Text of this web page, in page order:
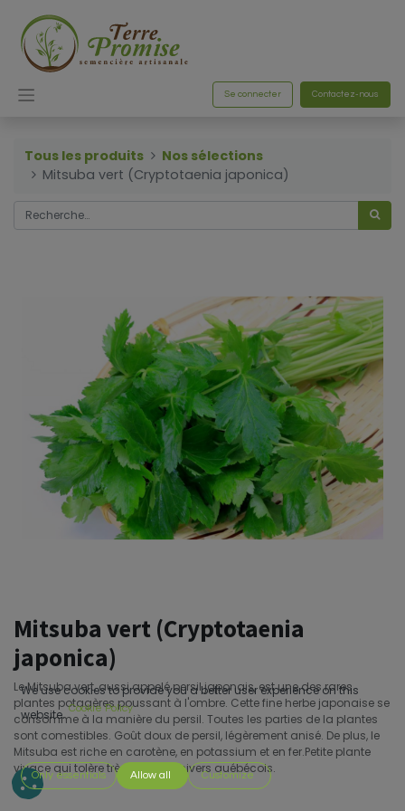
Se connecter Contactez-nous
Tous les produits
Nos sélections
Mitsuba vert (Cryptotaenia japonica)
Mitsuba vert (Cryptotaenia
japonica)
Le Mitsuba vert, aussi appelé persil japonais, est une des rares
plantes potagères poussant à l'ombre. Cette fine herbe japonaise se
consomme à la manière du persil. Toutes les parties de la plantes
sont comestibles. Goût doux de persil, légèrement anisé. De plus, le
Mitsuba est riche en carotène, en potassium et en fer.Petite plante
vivace qui tolère très bien nos hivers québécois.
We use cookies to provide you a better user experience on this
website. Cookie Policy
Only essentials Allow all Customize